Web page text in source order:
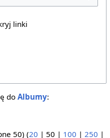
linki
do Albumy:
50) (20 | 50 | 100 | 250 |